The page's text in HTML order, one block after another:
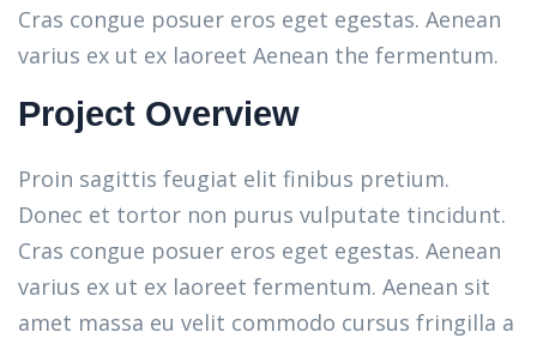
Cras congue posuer eros eget egestas. Aenean
varius ex ut ex laoreet Aenean the fermentum.
Project Overview
Proin sagittis feugiat elit finibus pretium.
Donec et tortor non purus vulputate tincidunt.
Cras congue posuer eros eget egestas. Aenean
varius ex ut ex laoreet fermentum. Aenean sit
amet massa eu velit commodo cursus fringilla a